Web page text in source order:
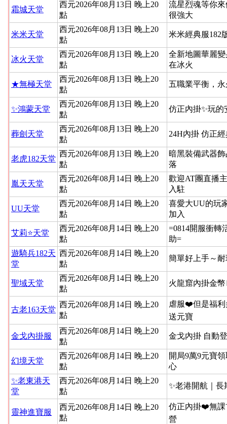
霜城天堂
西元2026年08月13日 晚上20
點
流星烈魂等你
很強大
米米天堂
西元2026年08月13日 晚上20
點
米米經典服182
冰火天堂
西元2026年08月13日 晚上20
點
全新地圖華麗
在冰火
★無極天堂
西元2026年08月13日 晚上20
點
五職業平衡，
✨鴻蒙天堂
西元2026年08月13日 晚上20
點
仿正內掛✨玩的
葬劍天堂
西元2026年08月13日 晚上20
點
24H內掛 仿正
老虎182天堂
西元2026年08月13日 晚上20
點
暗黑裝備武器
落
胤天天堂
西元2026年08月14日 晚上20
點
歡迎AT團直播
入駐
UU天堂
西元2026年08月14日 晚上20
點
喜愛大UU的玩
加入
艾莉⭐天堂
西元2026年08月14日 晚上20
點
=0814開服衝轉
助=
遊騎兵182天
堂
西元2026年08月14日 晚上20
點
簡單好上手～
聖域天堂
西元2026年08月14日 晚上20
點
火龍窟內掛金
古老163天堂
西元2026年08月14日 晚上20
點
虐服❤️但是福
送元寶
金戈內掛服
西元2026年08月14日 晚上20
點
金戈內掛 自動
幻境天堂
西元2026年08月14日 晚上20
點
開局9萬9元寶
心
✨老東港天
堂
西元2026年08月14日 晚上20
點
✨老港開航｜長
靈神進寶服
西元2026年08月14日 晚上20
點
仿正內掛❤️無
營